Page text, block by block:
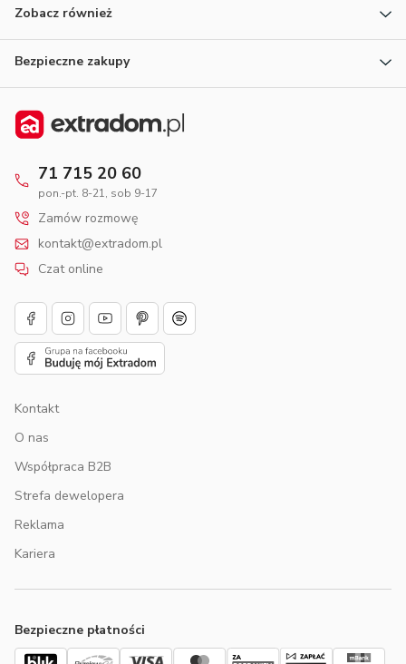
Zobacz również
Bezpieczne zakupy
71 715 20 60
pon.-pt. 8-21, sob 9-17
Zamów rozmowę
kontakt@extradom.pl
Czat online
Kontakt
O nas
Współpraca B2B
Strefa dewelopera
Reklama
Kariera
Bezpieczne płatności